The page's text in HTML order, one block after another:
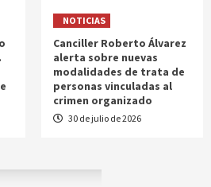
NOTICIAS
Canciller Roberto Álvarez
alerta sobre nuevas
modalidades de trata de
personas vinculadas al
crimen organizado
30 de julio de 2026